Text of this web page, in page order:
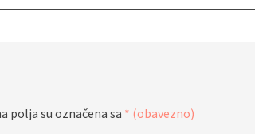
polja su označena sa * (obavezno)